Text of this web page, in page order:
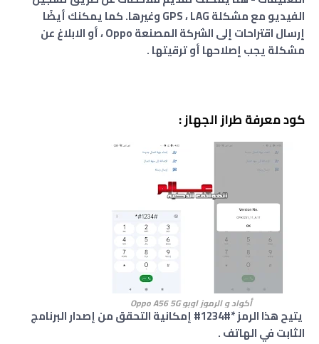
الفيديو مع مشكلة GPS ، LAG وغيرها. كما يمكنك أيضًا
إرسال اقتراحات إلى الشركة المصنعة Oppo ، أو الابلاغ عن
مشكلة يجب إصلاحها أو ترقيتها .
كود معرفة طراز الجهاز :
أكواد و الرموز اوبو Oppo A56 5G
يتيح هذا الرمز *#1234# إمكانية التحقق من إصدار البرنامج
الثابت في الهاتف .